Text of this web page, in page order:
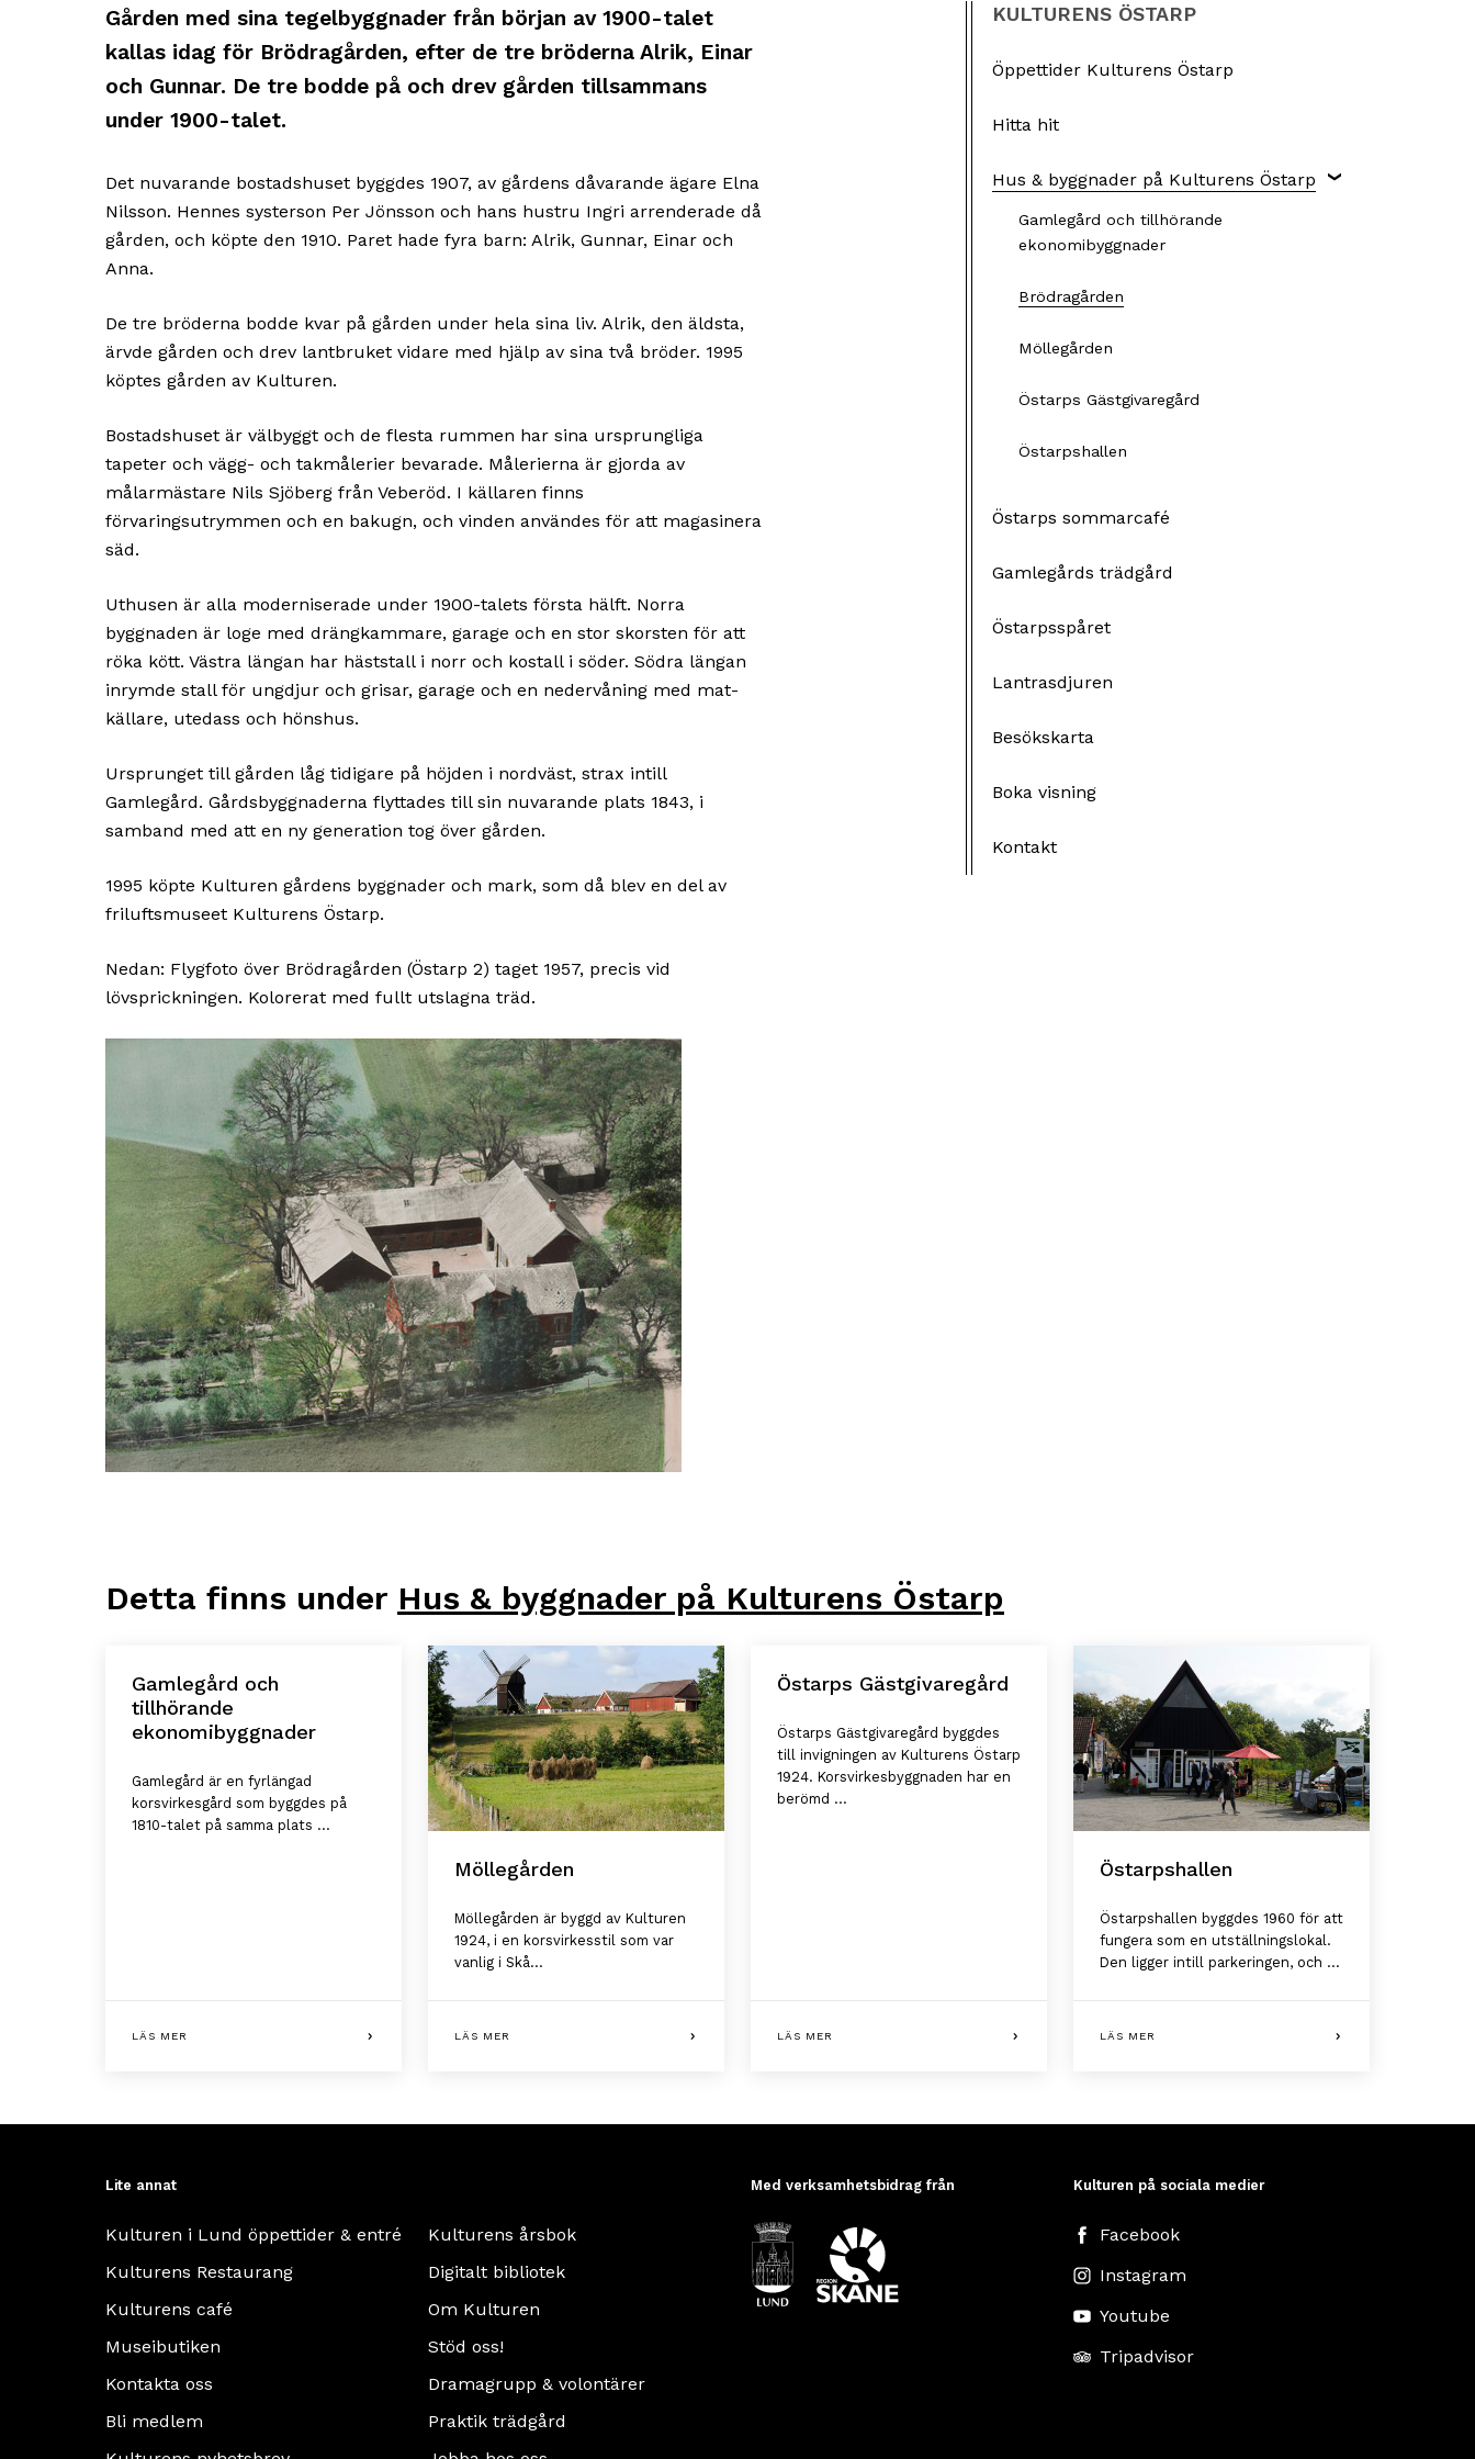
Gården med sina tegelbyggnader från början av 1900-talet
kallas idag för Brödragården, efter de tre bröderna Alrik, Einar
och Gunnar. De tre bodde på och drev gården tillsammans
under 1900-talet.
Det nuvarande bostadshuset byggdes 1907, av gårdens dåvarande ägare Elna
Nilsson. Hennes systerson Per Jönsson och hans hustru Ingri arrenderade då
gården, och köpte den 1910. Paret hade fyra barn: Alrik, Gunnar, Einar och
Anna.
De tre bröderna bodde kvar på gården under hela sina liv. Alrik, den äldsta,
ärvde gården och drev lantbruket vidare med hjälp av sina två bröder. 1995
köptes gården av Kulturen.
Bostadshuset är välbyggt och de flesta rummen har sina ursprungliga
tapeter och vägg- och takmålerier bevarade. Målerierna är gjorda av
målarmästare Nils Sjöberg från Veberöd. I källaren finns
förvaringsutrymmen och en bakugn, och vinden användes för att magasinera
säd.
Uthusen är alla moderniserade under 1900-talets första hälft. Norra
byggnaden är loge med drängkammare, garage och en stor skorsten för att
röka kött. Västra längan har häststall i norr och kostall i söder. Södra längan
inrymde stall för ungdjur och grisar, garage och en nedervåning med mat­
källare, utedass och hönshus.
Ursprunget till gården låg tidigare på höjden i nordväst, strax intill
Gamlegård. Gårdsbyggnaderna flyttades till sin nuvarande plats 1843, i
samband med att en ny generation tog över gården.
1995 köpte Kulturen gårdens byggnader och mark, som då blev en del av
friluftsmuseet Kulturens Östarp.
Nedan: Flygfoto över Brödragården (Östarp 2) taget 1957, precis vid
lövsprickningen. Kolorerat med fullt utslagna träd.
KULTURENS ÖSTARP
Öppettider Kulturens Östarp
Hitta hit
Hus & byggnader på Kulturens Östarp
Gamlegård och tillhörande
ekonomibyggnader
Brödragården
Möllegården
Östarps Gästgivaregård
Östarpshallen
Östarps sommarcafé
Gamlegårds trädgård
Östarpsspåret
Lantrasdjuren
Besökskarta
Boka visning
Kontakt
Detta finns under Hus & byggnader på Kulturens Östarp
Gamlegård och
tillhörande
ekonomibyggnader
Gamlegård är en fyrlängad
korsvirkesgård som byggdes på
1810-talet på samma plats ...
LÄS MER
Möllegården
Möllegården är byggd av Kulturen
1924, i en korsvirkesstil som var
vanlig i Skå...
LÄS MER
Östarps Gästgivaregård
Östarps Gästgivaregård byggdes
till invigningen av Kulturens Östarp
1924. Korsvirkesbyggnaden har en
berömd ...
LÄS MER
Östarpshallen
Östarpshallen byggdes 1960 för att
fungera som en utställningslokal.
Den ligger intill parkeringen, och ...
LÄS MER
Lite annat
Kulturen i Lund öppettider & entré
Kulturens Restaurang
Kulturens café
Museibutiken
Kontakta oss
Bli medlem
Kulturens årsbok
Digitalt bibliotek
Om Kulturen
Stöd oss!
Dramagrupp & volontärer
Praktik trädgård
Med verksamhetsbidrag från Kulturen på sociala medier
Facebook
Instagram
Youtube
Tripadvisor